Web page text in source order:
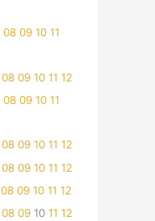
08 09 10 11
08 09 10 11 12
08 09 10 11
08 09 10 11 12
08 09 10 11 12
08 09 10 11 12
08 09 10 11 12